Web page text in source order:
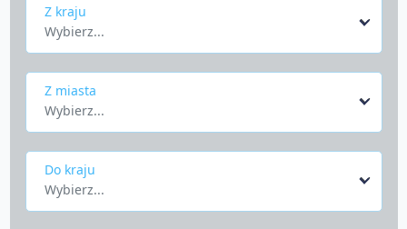
Z kraju
Wybierz...
Z miasta
Wybierz...
Do kraju
Wybierz...